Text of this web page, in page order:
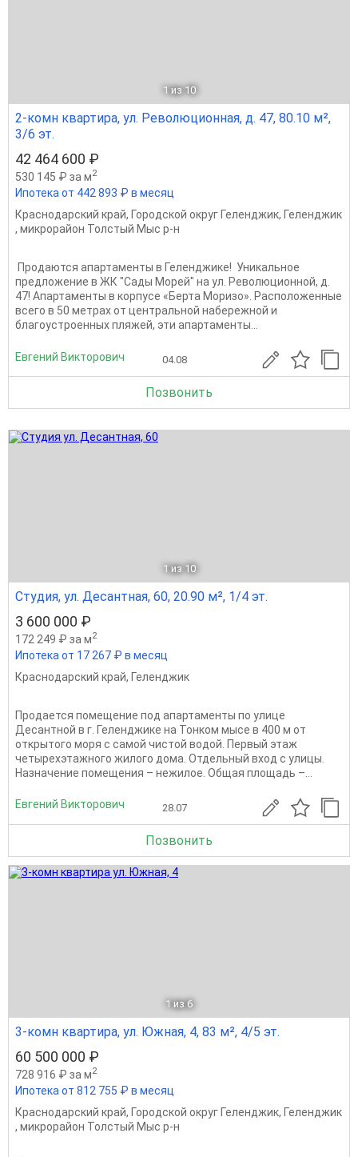
1 из 10
2-комн квартира, ул. Революционная, д. 47, 80.10 м²,
3/6 эт.
42 464 600 ₽
530 145 ₽ за м2
Ипотека от 442 893 ₽ в месяц
Краснодарский край, Городской округ Геленджик, Геленджик
, микрорайон Толстый Мыс р-н
️ Продаются апартаменты в Геленджике! ️ Уникальное
предложение в ЖК "Сады Морей" на ул. Революционной, д.
47! Апартаменты в корпусе «Берта Моризо». Расположенные
всего в 50 метрах от центральной набережной и
благоустроенных пляжей, эти апартаменты...
Евгений Викторович 04.08
Позвонить
1 из 10
Студия, ул. Десантная, 60, 20.90 м², 1/4 эт.
3 600 000 ₽
172 249 ₽ за м2
Ипотека от 17 267 ₽ в месяц
Краснодарский край, Геленджик
Продается помещение под апартаменты по улице
Десантной в г. Геленджике на Тонком мысе в 400 м от
открытого моря с самой чистой водой. Первый этаж
четырехэтажного жилого дома. Отдельный вход с улицы.
Назначение помещения – нежилое. Общая площадь –...
Евгений Викторович 28.07
Позвонить
1 из 6
3-комн квартира, ул. Южная, 4, 83 м², 4/5 эт.
60 500 000 ₽
728 916 ₽ за м2
Ипотека от 812 755 ₽ в месяц
Краснодарский край, Городской округ Геленджик, Геленджик
, микрорайон Толстый Мыс р-н